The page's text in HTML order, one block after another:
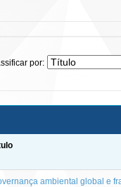
por:
ambiental global e